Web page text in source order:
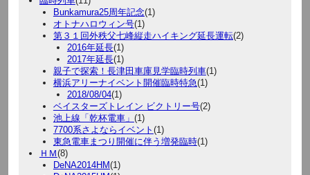
Bunkamura25周年記念(1)
オトナハロウィン号(1)
第３１回外秩父七峰縦走ハイキング延長運転(2)
2016年延長(1)
2017年延長(1)
親子で探索！長津田車庫見学臨時列車(1)
横浜アリーナイベント開催臨時特急(1)
2018/08/04(1)
ベイスターズトレイン ビクトリー号(2)
池上線「乾杯電車」 (1)
7700系さよならイベント (1)
東急電車まつり開催に伴う増発臨時(1)
ＨＭ(8)
DeNA2014HM(1)